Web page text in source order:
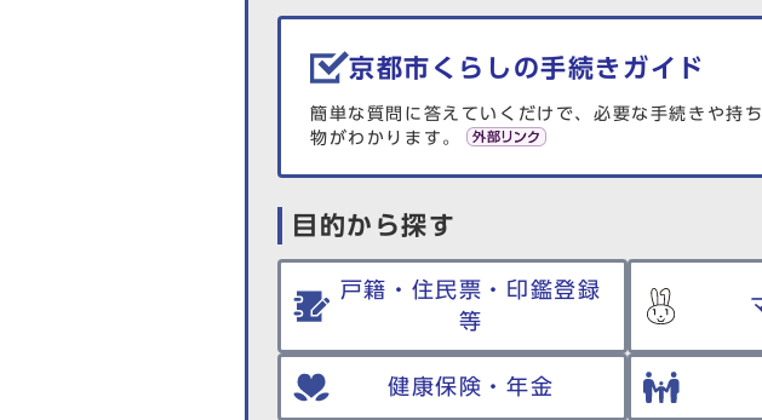
生活情報を探す
京都市くらしの手続きガイド
簡単な質問に答えていくだけで、必要な手続きや持ち
物がわかります。
目的から探す
戸籍・住民票・印鑑登録
等
健康保険・年金